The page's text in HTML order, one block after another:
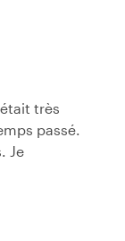
très
passé.
Je